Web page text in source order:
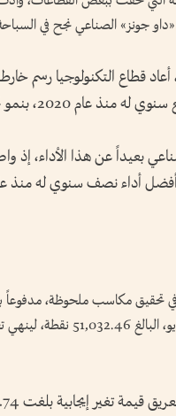
«داو جونز» الصناعي نجح في
أعاد قطاع التكنولوجيا رسم
21 % في الربع الثاني وحده.
بعيداً عن هذا الأداء، إذ
أداء نصف سنوي له منذ عام
تحقيق مكاسب ملحوظة، مدفوعاً